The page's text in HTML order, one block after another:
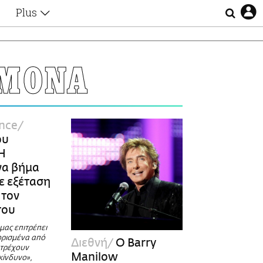
Plus
Αφιερώματα
Ζώδια
Οι Αθηναίοι
Επιλογές
βήμα
εξέταση
επιτρέπει
από
Διεθνή Ο Barry
Manilow